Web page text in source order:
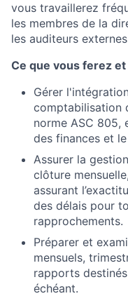
vous travaillerez
les membres de la
les auditeurs
Ce que vous ferez
Gérer
comptabilisation
norme ASC 805,
des finances et
Assurer la
clôture
assurant
des délais pour
rapprochements.
Préparer et
mensuels,
rapports
échéant.